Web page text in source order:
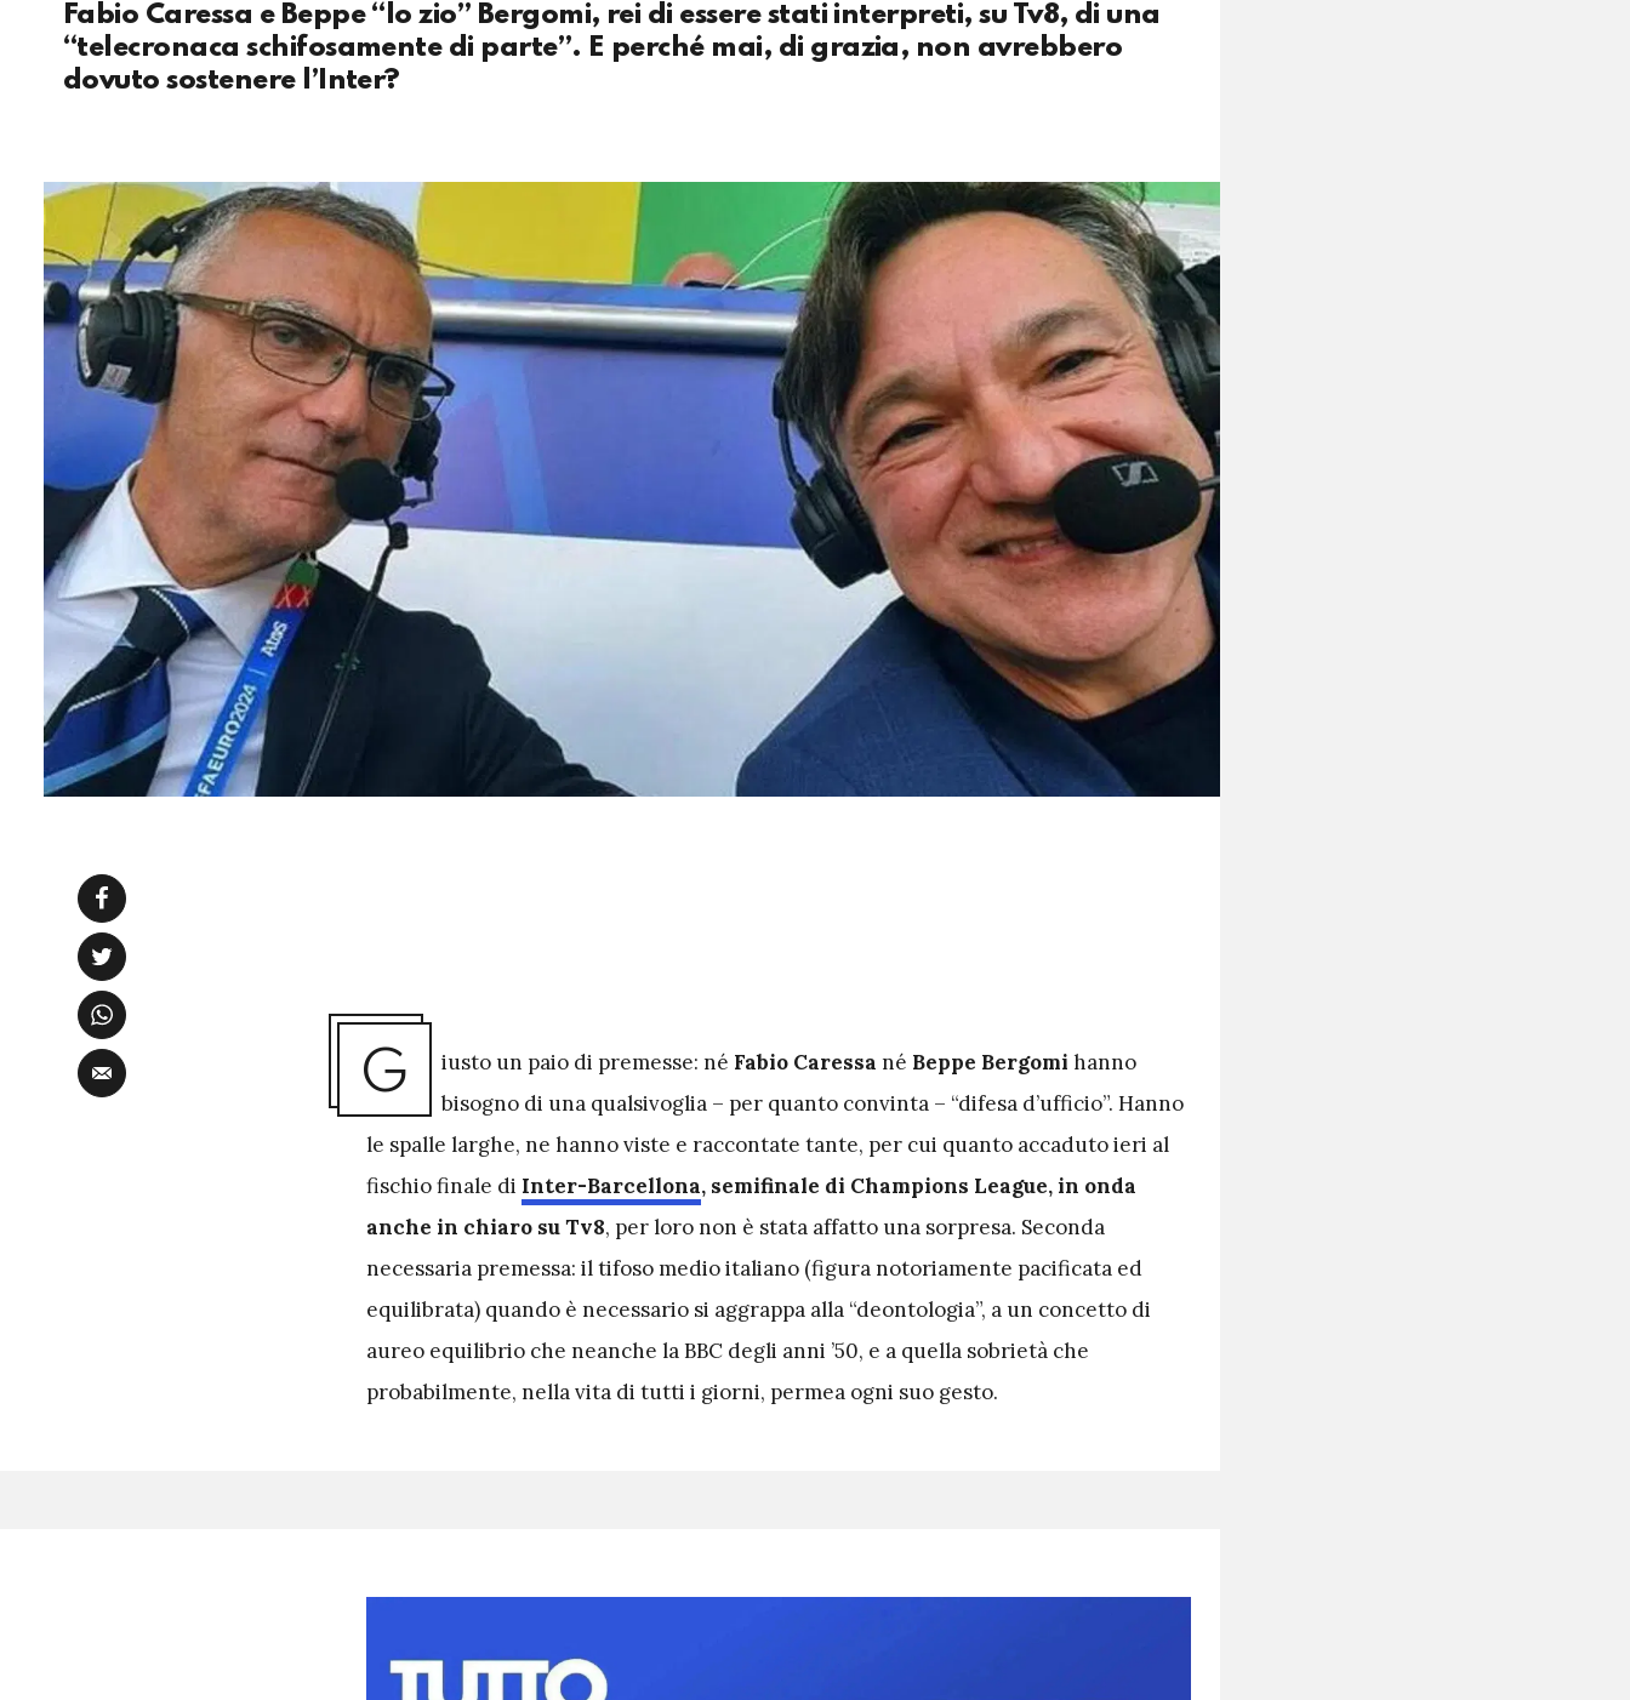
Fabio Caressa e Beppe “lo zio” Bergomi, rei di essere stati interpreti, su Tv8, di una
“telecronaca schifosamente di parte”. E perché mai, di grazia, non avrebbero
dovuto sostenere l’Inter?
G iusto un paio di premesse: né Fabio Caressa né Beppe Bergomi hanno
bisogno di una qualsivoglia – per quanto convinta – “difesa d’ufficio”. Hanno
le spalle larghe, ne hanno viste e raccontate tante, per cui quanto accaduto ieri al
fischio finale di Inter-Barcellona, semifinale di Champions League, in onda
anche in chiaro su Tv8, per loro non è stata affatto una sorpresa. Seconda
necessaria premessa: il tifoso medio italiano (figura notoriamente pacificata ed
equilibrata) quando è necessario si aggrappa alla “deontologia”, a un concetto di
aureo equilibrio che neanche la BBC degli anni ’50, e a quella sobrietà che
probabilmente, nella vita di tutti i giorni, permea ogni suo gesto.